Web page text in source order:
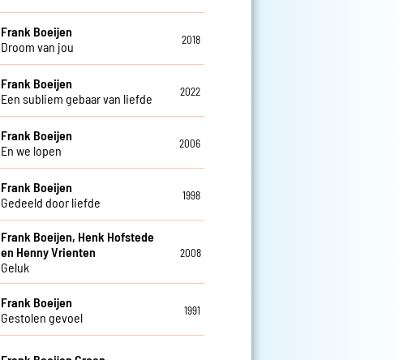
Frank Boeijen
Droom van jou
2018
Frank Boeijen
Een subliem gebaar van liefde
2022
Frank Boeijen
En we lopen
2006
Frank Boeijen
Gedeeld door liefde
1998
Frank Boeijen, Henk Hofstede
en Henny Vrienten
Geluk
2008
Frank Boeijen
Gestolen gevoel
1991